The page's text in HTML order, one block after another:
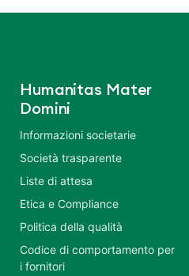
Humanitas Mater
Domini
Informazioni societarie
Società trasparente
Liste di attesa
Etica e Compliance
Politica della qualità
Codice di comportamento per
i fornitori